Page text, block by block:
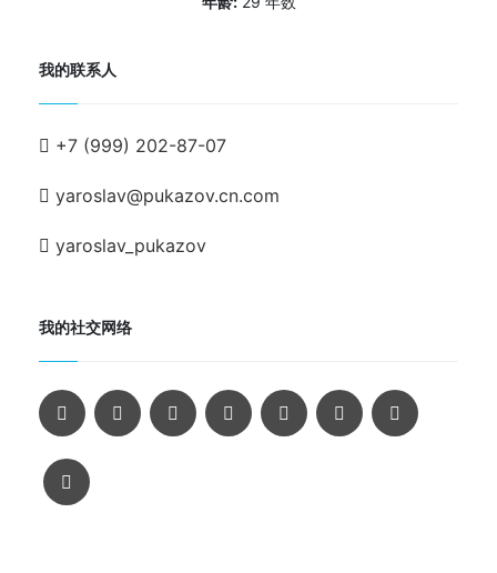
我的联系人
+7 (999) 202-87-07
yaroslav@pukazov.cn.com
yaroslav_pukazov
我的社交网络